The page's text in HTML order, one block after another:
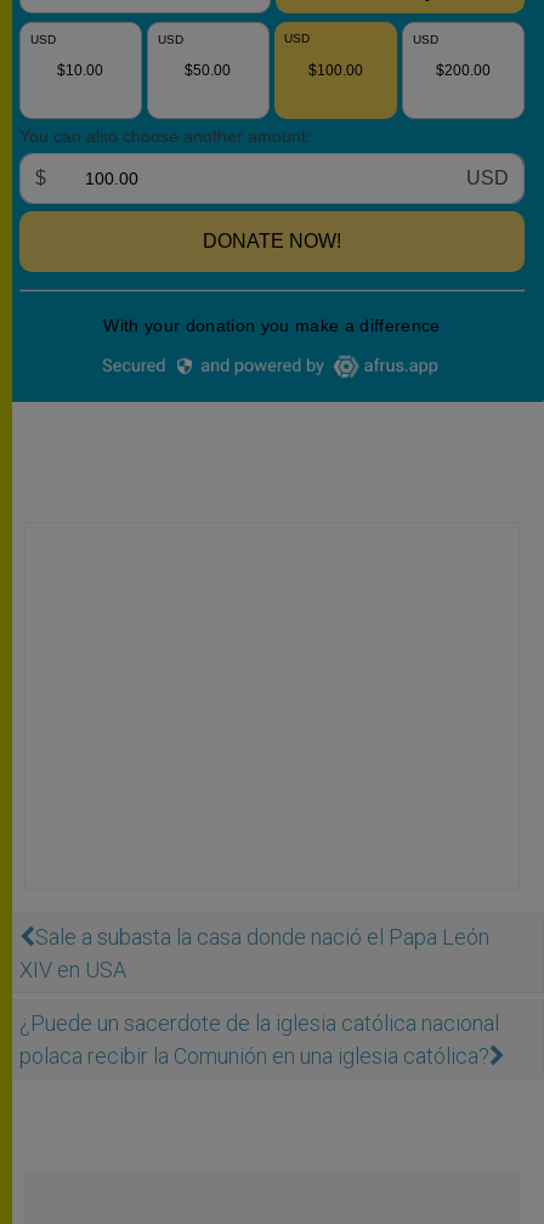
Sale a subasta la casa donde nació el Papa León
XIV en USA
¿Puede un sacerdote de la iglesia católica nacional
polaca recibir la Comunión en una iglesia católica?